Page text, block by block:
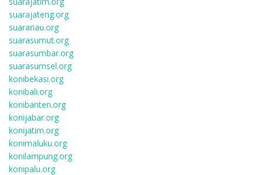
suarajateng.org
suarariau.org
suarasumut.org
suarasumbar.org
suarasumsel.org
konibekasi.org
konibali.org
konibanten.org
konijabar.org
konijatim.org
konimaluku.org
konilampung.org
konipalu.org